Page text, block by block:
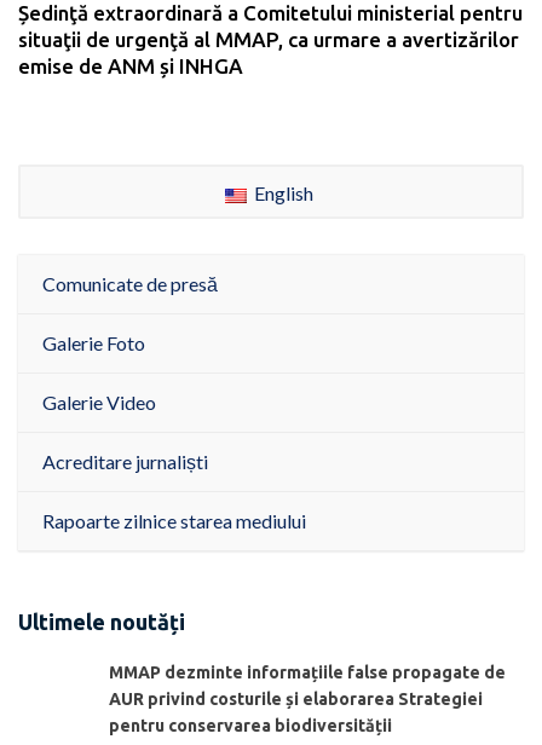
Ședinţă extraordinară a Comitetului ministerial pentru
situaţii de urgenţă al MMAP, ca urmare a avertizărilor
emise de ANM și INHGA
English
Comunicate de presă
Galerie Foto
Galerie Video
Acreditare jurnaliști
Rapoarte zilnice starea mediului
Ultimele noutăți
MMAP dezminte informațiile false propagate de
AUR privind costurile și elaborarea Strategiei
pentru conservarea biodiversității